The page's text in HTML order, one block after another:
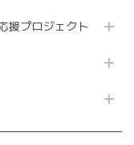
援プロジェクト